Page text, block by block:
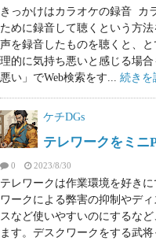
きっかけはカラオケの録音 カ
ために録音して聴くという方
声を録音したものを聴くと、
理的に気持ち悪いと感じる場
悪い」でWeb検索をす... 続きを
ケチDGs
テレワークをミニ
0 2023/8/30
テレワークは作業環境を好き
ワークによる弊害の抑制やデ
スなど使いやすいのにするな
ます。デスクワークをする武